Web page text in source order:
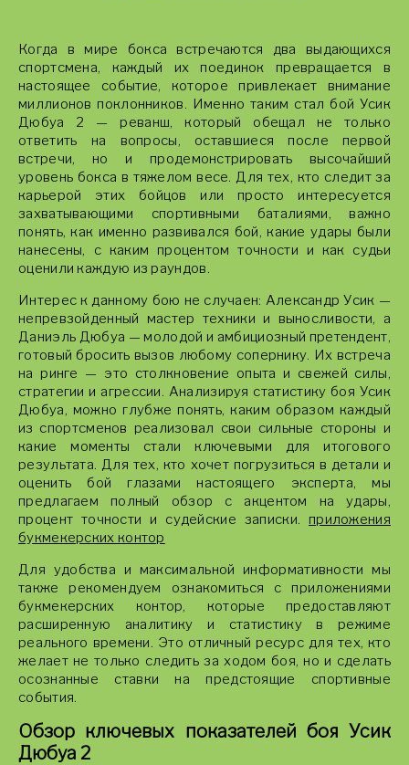
Когда в мире бокса встречаются два выдающихся
спортсмена, каждый их поединок превращается в
настоящее событие, которое привлекает внимание
миллионов поклонников. Именно таким стал бой Усик
Дюбуа 2 — реванш, который обещал не только
ответить на вопросы, оставшиеся после первой
встречи, но и продемонстрировать высочайший
уровень бокса в тяжелом весе. Для тех, кто следит за
карьерой этих бойцов или просто интересуется
захватывающими спортивными баталиями, важно
понять, как именно развивался бой, какие удары были
нанесены, с каким процентом точности и как судьи
оценили каждую из раундов.
Интерес к данному бою не случаен: Александр Усик —
непревзойденный мастер техники и выносливости, а
Даниэль Дюбуа — молодой и амбициозный претендент,
готовый бросить вызов любому сопернику. Их встреча
на ринге — это столкновение опыта и свежей силы,
стратегии и агрессии. Анализируя статистику боя Усик
Дюбуа, можно глубже понять, каким образом каждый
из спортсменов реализовал свои сильные стороны и
какие моменты стали ключевыми для итогового
результата. Для тех, кто хочет погрузиться в детали и
оценить бой глазами настоящего эксперта, мы
предлагаем полный обзор с акцентом на удары,
процент точности и судейские записки. приложения
букмекерских контор
Для удобства и максимальной информативности мы
также рекомендуем ознакомиться с приложениями
букмекерских контор, которые предоставляют
расширенную аналитику и статистику в режиме
реального времени. Это отличный ресурс для тех, кто
желает не только следить за ходом боя, но и сделать
осознанные ставки на предстоящие спортивные
события.
Обзор ключевых показателей боя Усик
Дюбуа 2